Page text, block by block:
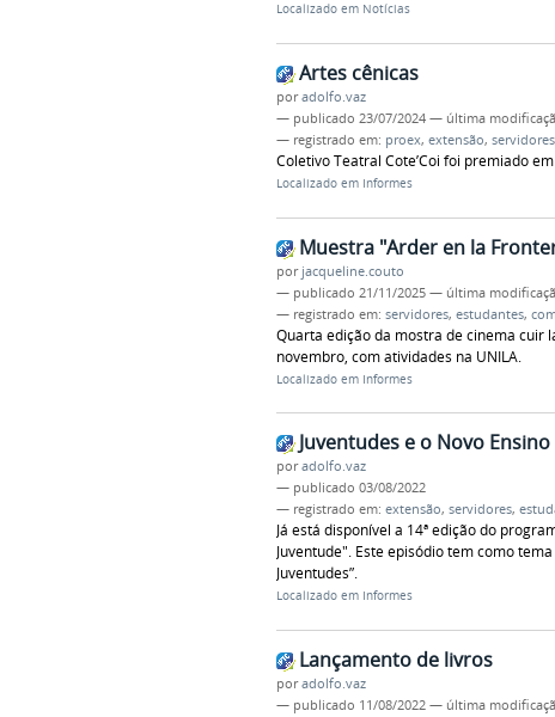
Localizado em Notícias
Artes cênicas
poradolfo.vaz
— publicado 23/07/2024 — última
— registrado em: proex, extensão, servidores
Coletivo Teatral Cote’Coi foi premiado
Localizado em Informes
Muestra "Arder en la
por jacqueline.couto
— publicado 21/11/2025 — última
— registrado em: servidores, estudantes,
Quarta edição da mostra de cinema cuir
novembro, com atividades na UNILA.
Localizado em Informes
Juventudes e o Novo
poradolfo.vaz
— publicado 03/08/2022
— registrado em: extensão, servidores,
Já está disponível a 14ª edição do
Juventude". Este episódio tem como
Juventudes”.
Localizado em Informes
Lançamento de livros
poradolfo.vaz
— publicado 11/08/2022 — última